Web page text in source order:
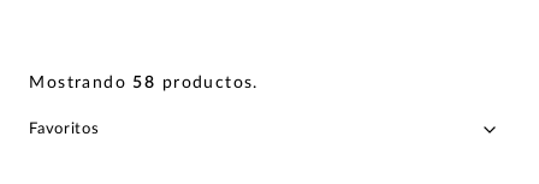
Mostrando 58 productos.